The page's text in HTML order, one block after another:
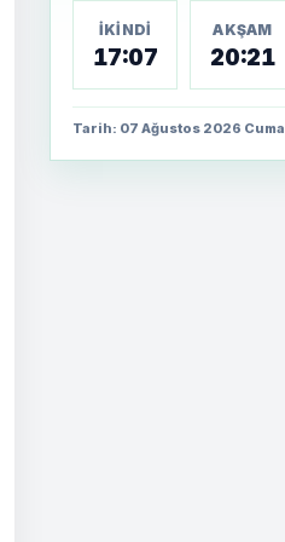
İKINDI
17:07
AKŞAM
20:21
Tarih: 07 Ağustos 2026 Cuma